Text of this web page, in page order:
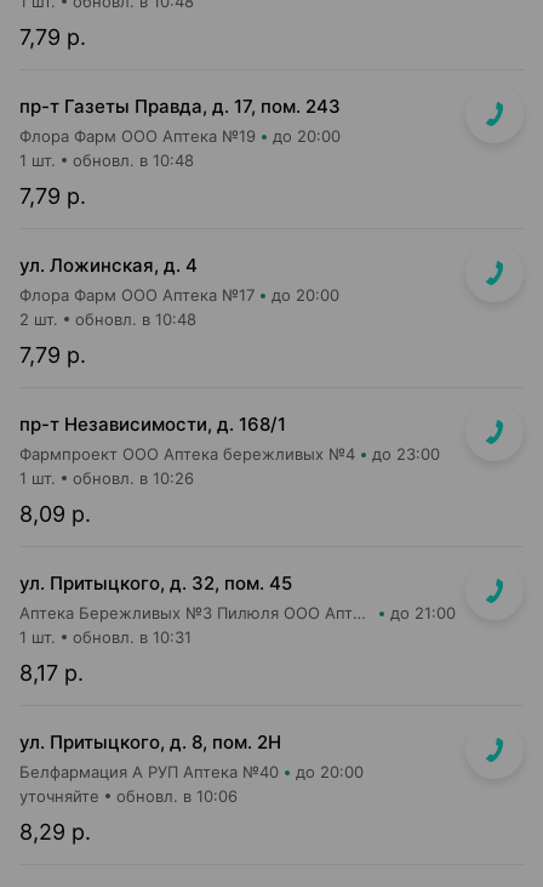
7,79 р.
пр-т Газеты Правда, д. 17, пом. 243
Флора Фарм ООО Аптека №19 до 20:00
7,79 р.
1 шт. обновл. в 10:48
ул. Ложинская, д. 4
Флора Фарм ООО Аптека №17 до 20:00
7,79 р.
2 шт. обновл. в 10:48
пр-т Независимости, д. 168/1
Фармпроект ООО Аптека бережливых №4 до 23:00
8,09 р.
1 шт. обновл. в 10:26
ул. Притыцкого, д. 32, пом. 45
Аптека Бережливых №3 Пилюля ООО Аптека до 21:00
8,17 р.
1 шт. обновл. в 10:31
ул. Притыцкого, д. 8, пом. 2Н
Белфармация А РУП Аптека №40 до 20:00
8,29 р.
уточняйте обновл. в 10:06